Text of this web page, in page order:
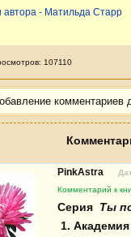
автора - Матильда Старр
107110
комментариев
PinkAstra
Комментарий к
Серия Ты
1.